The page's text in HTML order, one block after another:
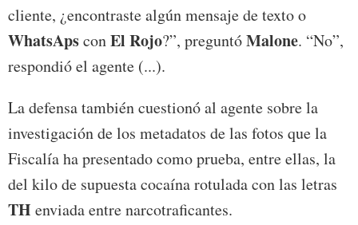
cliente, ¿encontraste algún mensaje de texto o
WhatsApsconEl Rojo?”, preguntóMalone. “No”,
respondió el agente (...).
La defensa también cuestionó al agente sobre la
investigación de los metadatos de las fotos que la
Fiscalía ha presentado como prueba, entre ellas, la
del kilo de supuesta cocaína rotulada con las letras
TH enviada entre narcotraficantes.